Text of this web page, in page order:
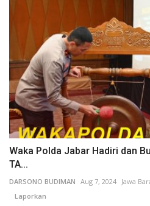
Waka Polda Jabar Hadiri dan
TA...
DARSONO BUDIMAN Aug 7, 2024 Jawa
Laporkan